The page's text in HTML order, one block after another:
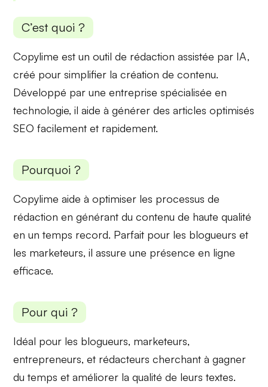
C’est quoi ?
Copylime est un outil de rédaction assistée par IA,
créé pour simplifier la création de contenu.
Développé par une entreprise spécialisée en
technologie, il aide à générer desarticles optimisés
SEO facilement et rapidement.
Pourquoi ?
Copylime aide àoptimiser les processus de
rédaction en générant du contenu de haute qualité
en un temps record. Parfait pour les blogueurs et
les marketeurs, il assure une présence en ligne
efficace.
Pour qui ?
Idéal pour les blogueurs, marketeurs,
entrepreneurs, et rédacteurs cherchant à gagner
du temps et améliorer la qualité de leurs textes.